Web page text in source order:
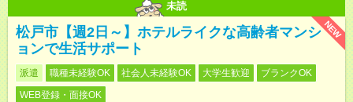
未読
NEW
松戸市【週2日～】ホテルライクな高齢者マンシ
ョンで生活サポート
派遣 職種未経験OK 社会人未経験OK 大学生歓迎
ブランクOK
WEB登録・面接OK